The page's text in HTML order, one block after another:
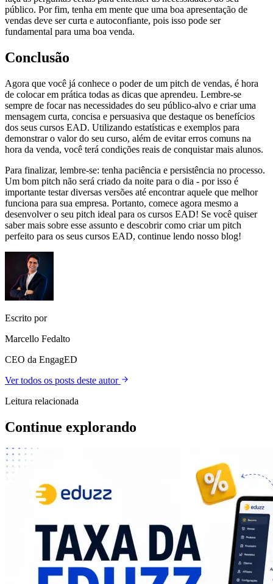
público. Por fim, tenha em mente que uma boa apresentação de
vendas deve ser curta e autoconfiante, pois isso pode ser
fundamental para uma boa venda.
Conclusão
Agora que você já conhece o poder de um pitch de vendas, é hora
de colocar em prática todas as dicas que aprendeu. Lembre-se
sempre de focar nas necessidades do seu público-alvo e criar uma
mensagem curta, concisa e persuasiva que destaque os benefícios
dos seus cursos EAD. Utilizando estatísticas e exemplos para
demonstrar o valor do seu curso, além de evitar erros comuns na
hora da venda, você terá condições reais de conquistar mais alunos.
Para finalizar, lembre-se: tenha paciência e persistência no processo.
Um bom pitch não será criado da noite para o dia - por isso é
importante testar diversas versões até encontrar aquele que melhor
funciona para sua empresa. Portanto, comece agora mesmo a
desenvolver o seu pitch ideal para os cursos EAD! Se você quiser
saber mais sobre esse assunto e descobrir como criar um pitch
perfeito para os seus cursos EAD, continue lendo nosso blog!
Escrito por
Marcello Fedalto
CEO da EngagED
Ver todos os posts deste autor
Leitura relacionada
Continue explorando